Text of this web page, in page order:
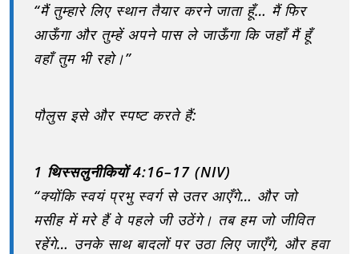
“मैं तुम्हारे लिए स्थान तैयार करने जाता हूँ… मैं फिर
आऊँगा और तुम्हें अपने पास ले जाऊँगा कि जहाँ मैं हूँ
वहाँ तुम भी रहो।”
पौलुस इसे और स्पष्ट करते हैं:
1 थिस्सलुनीकियों 4:16–17 (NIV)
“क्योंकि स्वयं प्रभु स्वर्ग से उतर आएँगे… और जो
मसीह में मरे हैं वे पहले जी उठेंगे। तब हम जो जीवित
रहेंगे… उनके साथ बादलों पर उठा लिए जाएँगे, और हवा